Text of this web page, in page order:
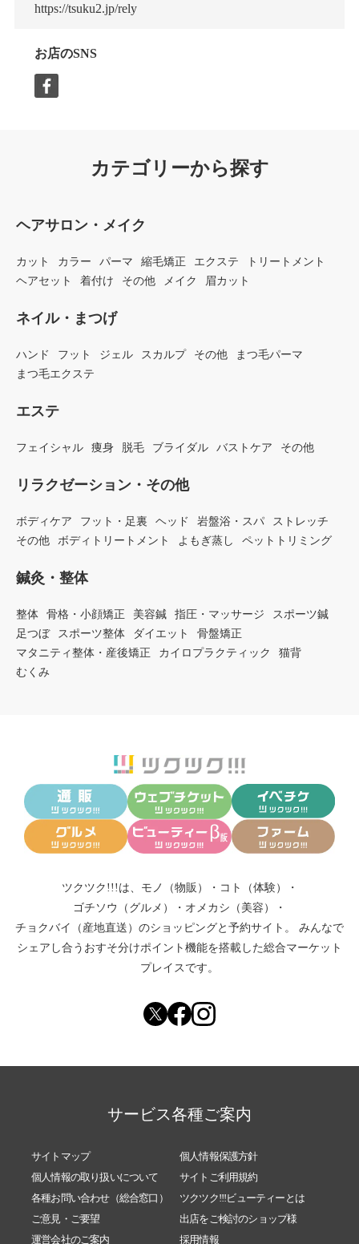
https://tsuku2.jp/rely
お店のSNS
カテゴリーから探す
ヘアサロン・メイク
カット カラー パーマ 縮毛矯正 エクステ
トリートメント
ヘアセット
着付け その他 メイク 眉カット
ネイル・まつげ
ハンド フット ジェル スカルプ その他
まつ毛パーマ
まつ毛エクステ
エステ
フェイシャル 痩身 脱毛 ブライダル バストケア その他
リラクゼーション・その他
ボディケア フット・足裏 ヘッド 岩盤浴・スパ
ストレッチ
その他
ボディトリートメント よもぎ蒸し ペットトリミング
鍼灸・整体
整体 骨格・小顔矯正 美容鍼 指圧・マッサージ
スポーツ鍼
足つぼ
スポーツ整体 ダイエット
骨盤矯正
マタニティ整体・産後矯正
カイロプラクティック
猫背
むくみ
ツクツク!!!は、 モノ（物販） ・ コト（体験）
・
ゴチソウ（グルメ）
・ オメカシ（美容）
・
チョクバイ（産地直送） のショッピングと予約サイト。
みんなで
シェアし合う おすそ分けポイント機能を搭載した総合マーケット
プレイスです。
サービス各種ご案内
サイトマップ
個人情報保護方針
個人情報の取り扱いについて
サイトご利用規約
各種お問い合わせ（総合窓口）
ツクツク!!!ビューティーとは
ご意見・ご要望
出店をご検討のショップ様
運営会社のご案内
採用情報